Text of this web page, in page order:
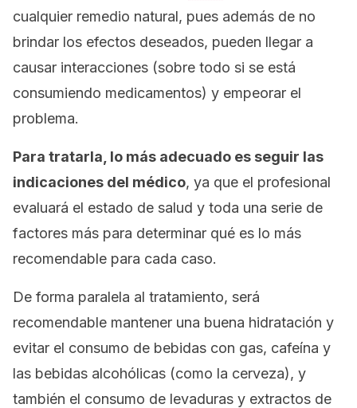
cualquier remedio natural, pues además de no
brindar los efectos deseados, pueden llegar a
causar interacciones (sobre todo si se está
consumiendo medicamentos) y empeorar el
problema.
Para tratarla, lo más adecuado es seguir las
indicaciones del médico, ya que el profesional
evaluará el estado de salud y toda una serie de
factores más para determinar qué es lo más
recomendable para cada caso.
De forma paralela al tratamiento, será
recomendable mantener una buena hidratación y
evitar el consumo de bebidas con gas, cafeína y
las bebidas alcohólicas (como la cerveza), y
también el consumo de levaduras y extractos de